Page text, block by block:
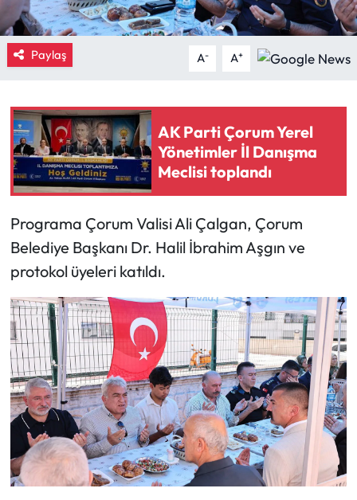
Paylaş A- A+
AK Parti Çorum Yerel
Yönetimler İl Danışma
Meclisi toplandı
Programa Çorum Valisi Ali Çalgan, Çorum
Belediye Başkanı Dr. Halil İbrahim Aşgın ve
protokol üyeleri katıldı.
Kargı Haberleri
Kimdir?
Kültür Sanat
Laçin Haberleri
Magazin
Mecitözü Haberleri
Oğuzlar Haberleri
Ortaköy Haberleri
Osmancık Haberleri
Otomotiv
Resmi İlan
Resmi Reklam